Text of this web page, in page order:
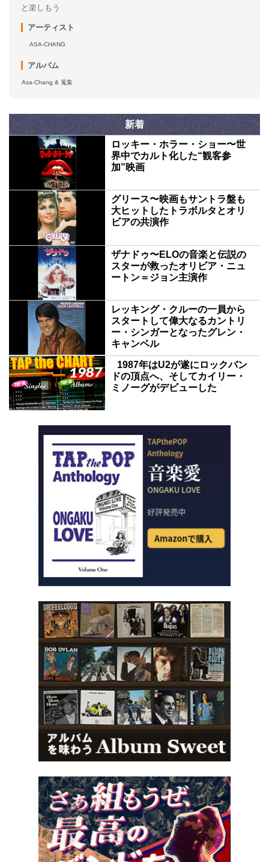
と楽しもう
アーティスト
ASA-CHANG
アルバム
Asa-Chang & 蒐集
新着
ロッキー・ホラー・ショー〜世
界中でカルト化した“観客参
加”映画
グリース〜映画もサントラ盤も
大ヒットしたトラボルタとオリ
ビアの共演作
ザナドゥ〜ELOの音楽と伝説の
スターが救ったオリビア・ニュ
ートン＝ジョン主演作
レッキング・クルーの一員から
スタートして偉大なるカントリ
ー・シンガーとなったグレン・
キャンベル
1987年はU2が遂にロックバン
ドの頂点へ、そしてカイリー・
ミノーグがデビューした